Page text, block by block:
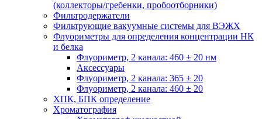
(коллекторы/гребенки, пробоотборники)
Фильтродержатели
Фильтрующие вакуумные системы для ВЭЖХ
Флуориметры для определения концентрации НК
и белка
Флуориметр, 2 канала: 460 ± 20 нм
Аксессуары
Флуориметр, 2 канала: 365 ± 20
Флуориметр, 2 канала: 460 ± 20
ХПК, БПК определение
Хроматография